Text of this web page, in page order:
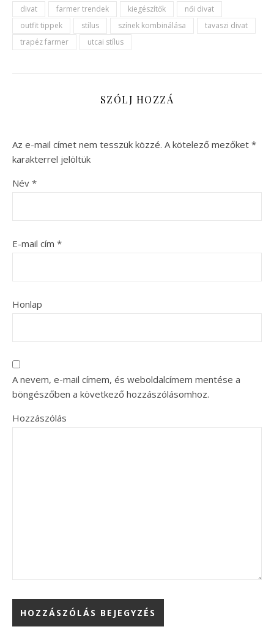
divat farmer trendek kiegészítők
női divat
outfit tippek
stílus színek kombinálása
tavaszi divat
trapéz farmer
utcai stílus
SZÓLJ HOZZÁ
Az e-mail címet nem tesszük közzé. A kötelező mezőket *
karakterrel jelöltük
Név *
E-mail cím *
Honlap
A nevem, e-mail címem, és weboldalcímem mentése a
böngészőben a következő hozzászólásomhoz.
Hozzászólás